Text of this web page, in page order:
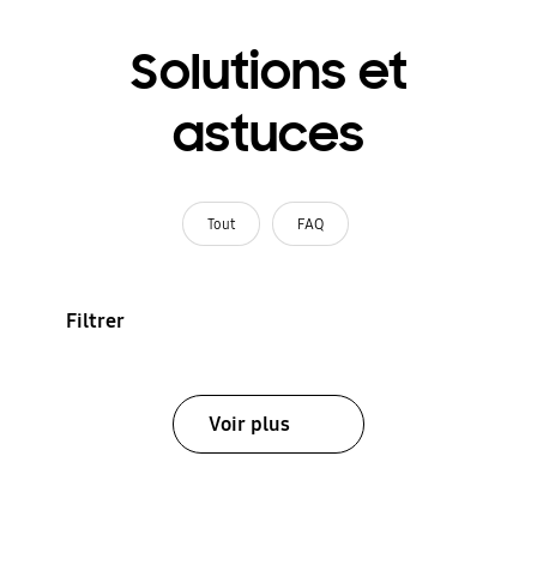
Solutions et
astuces
Tout FAQ
Filtrer
Voir plus